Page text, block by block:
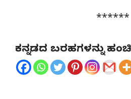
******
ಕನ್ನಡದ ಬರಹಗಳನ್ನು